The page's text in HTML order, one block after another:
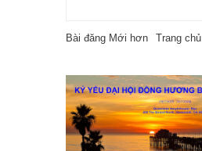
Bài đăng Mới hơn Trang chủ